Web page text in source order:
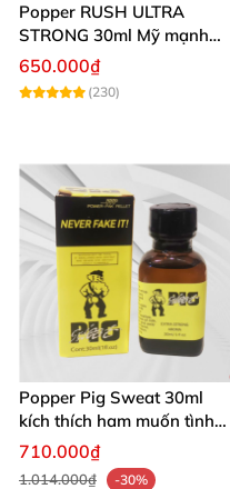
Popper RUSH ULTRA
STRONG 30ml Mỹ mạnh
nhất kích thích cực phê
650.000₫
(230)
Popper Pig Sweat 30ml
kích thích ham muốn tình
dục khoái cảm sâu cộng
đồng LGBT
710.000₫
1.014.000₫
-30%